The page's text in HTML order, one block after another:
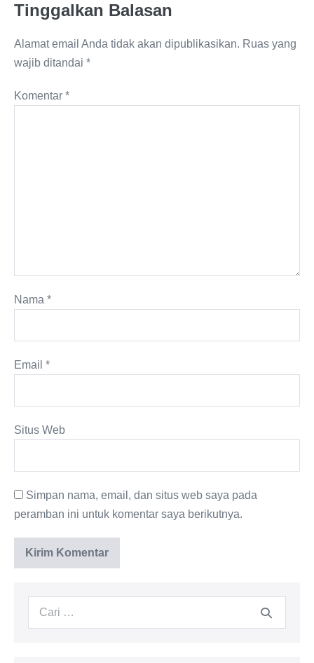
Tinggalkan Balasan
Alamat email Anda tidak akan dipublikasikan. Ruas yang
wajib ditandai *
Komentar *
Nama *
Email *
Situs Web
Simpan nama, email, dan situs web saya pada
peramban ini untuk komentar saya berikutnya.